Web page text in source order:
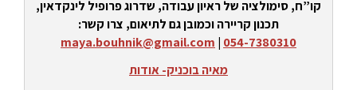
קו”ח, סימולציה של ראיון עבודה, שדרוג פרופיל לינקדאין,
תכנון קריירה וכמובן גם לתיאום, צרו קשר:
054-7380310
|
maya.bouhnik@gmail.com
מאיה בוכניק- אודות